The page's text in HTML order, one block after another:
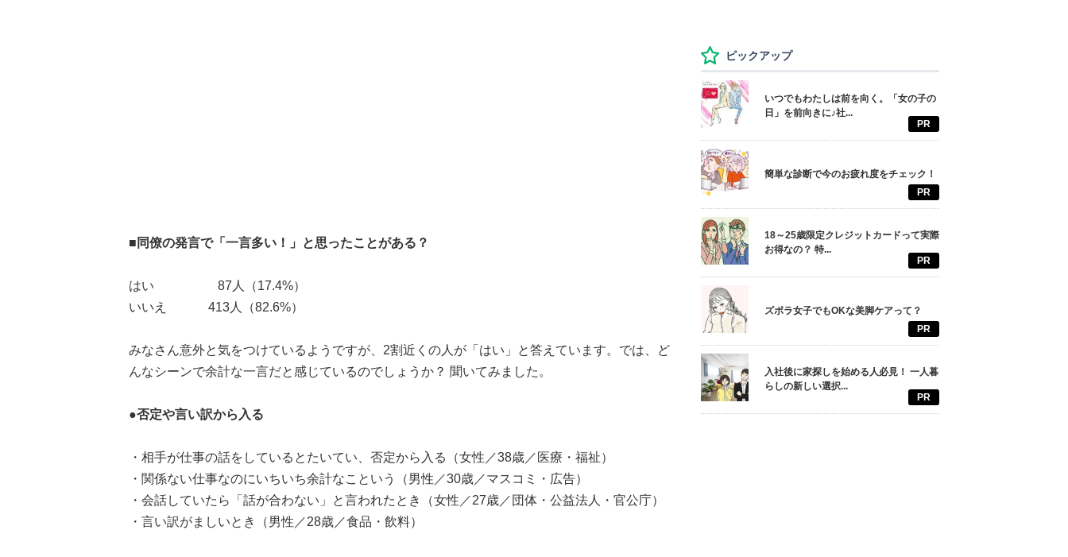
■同僚の発言で「一言多い！」と思ったことがある？
はい 87人（17.4%）
いいえ 413人（82.6%）
みなさん意外と気をつけているようですが、2割近くの人が「はい」と答えています。では、ど
んなシーンで余計な一言だと感じているのでしょうか？ 聞いてみました。
●否定や言い訳から入る
・相手が仕事の話をしているとたいてい、否定から入る（女性／38歳／医療・福祉）
・関係ない仕事なのにいちいち余計なこという（男性／30歳／マスコミ・広告）
・会話していたら「話が合わない」と言われたとき（女性／27歳／団体・公益法人・官公庁）
・言い訳がましいとき（男性／28歳／食品・飲料）
ピックアップ
いつでもわたしは前を向く。「女の子の
日」を前向きに♪社...
PR
簡単な診断で今のお疲れ度をチェック！
PR
18～25歳限定クレジットカードって実際
お得なの？ 特...
PR
ズボラ女子でもOKな美脚ケアって？
PR
入社後に家探しを始める人必見！ 一人暮
らしの新しい選択...
PR